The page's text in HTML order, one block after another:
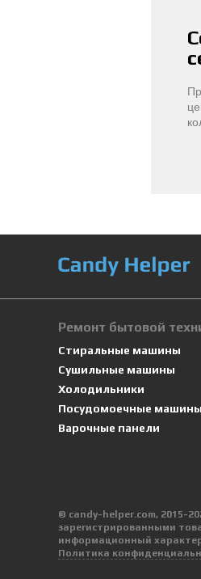
Ремонт бытовой
Стиральные машины
Сушильные машины
Холодильники
Посудомоечные машины
Варочные панели
© candy-helper.com, 2015-
зарегистрированными
информационный
Политика